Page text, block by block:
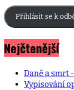
adresa
Přihlásit se k
Nejčtenější
Daně a smrt
Vypisování